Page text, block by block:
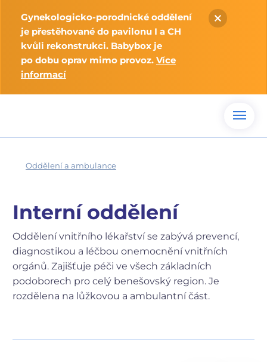
Gynekologicko-porodnické oddělení
je přestěhované do pavilonu I a CH
kvůli rekonstrukci. Babybox je
po dobu oprav mimo provoz. Více
informací
Oddělení a ambulance
Interní oddělení
Oddělení vnitřního lékařství se zabývá prevencí,
diagnostikou a léčbou onemocnění vnitřních
orgánů. Zajišťuje péči ve všech základních
podoborech pro celý benešovský region. Je
rozdělena na lůžkovou a ambulantní část.